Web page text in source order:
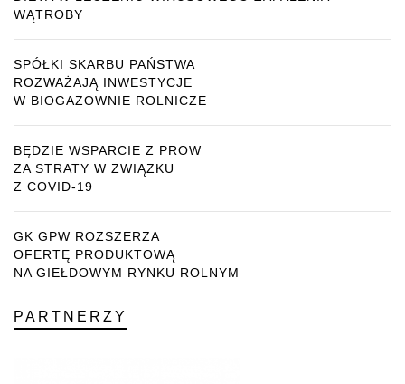
WĄTROBY
SPÓŁKI SKARBU PAŃSTWA
ROZWAŻAJĄ INWESTYCJE
W BIOGAZOWNIE ROLNICZE
BĘDZIE WSPARCIE Z PROW
ZA STRATY W ZWIĄZKU
Z COVID-19
GK GPW ROZSZERZA
OFERTĘ PRODUKTOWĄ
NA GIEŁDOWYM RYNKU ROLNYM
PARTNERZY